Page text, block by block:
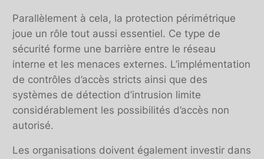
Parallèlement à cela, la protection périmétrique
joue un rôle tout aussi essentiel. Ce type de
sécurité forme une barrière entre le réseau
interne et les menaces externes. L’implémentation
de contrôles d’accès stricts ainsi que des
systèmes de détection d’intrusion limite
considérablement les possibilités d’accès non
autorisé.
Les organisations doivent également investir dans